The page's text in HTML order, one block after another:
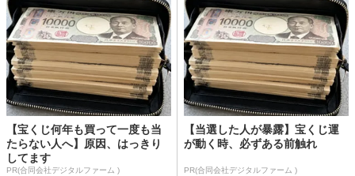
【宝くじ何年も買って一度も当
たらない人へ】原因、はっきり
してます
PR(合同会社デジタルファーム )
【当選した人が暴露】宝くじ運
が動く時、必ずある前触れ
PR(合同会社デジタルファーム )